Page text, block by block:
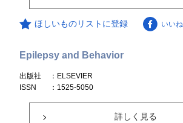
ほしいものリストに登録 いいね
Epilepsy and Behavior
出版社
：ELSEVIER
ISSN
：1525-5050
詳しく見る